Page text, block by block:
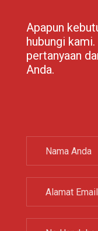
Apapun
hubungi
pertanyaan
Anda.